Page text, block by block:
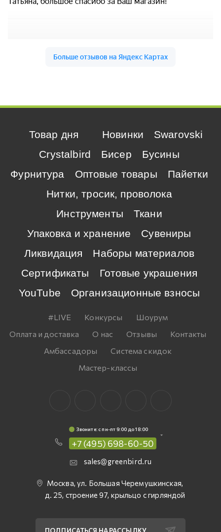
Товар дня Новинки
Swarovski
Crystalbird
Бисер
Бусины
Фурнитура
Оптовые товары
Пайетки
Нитки, тросик, проволока
Инструменты
Ткани
Упаковка и хранение
Сувениры
Ликвидация
Наборы материалов
Сертификаты
Готовые украшения
YouTube
Организационные взносы
#LIVE Конкурсы
Шоурум
Оплата и доставка
О нас Отзывы
Контакты
Амбассадоры
Система скидок
Мастер-классы
Звоните: c пн-пт 9:00 до 18:00
+7 (495) 698-60-50
sales@greenbird.ru
Москва, ул. Большая Черемушкинская,
д. 25, строение 97, крыльцо с гирляндой